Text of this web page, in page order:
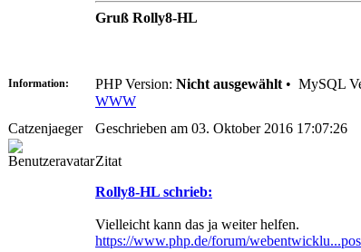
Gruß Rolly8-HL
Information: PHP Version: Nicht ausgewählt • MySQL
WWW
Catzenjaeger
Geschrieben am 03. Oktober 2016 17:07:26
Zitat
Rolly8-HL schrieb:
Vielleicht kann das ja weiter helfen.
https://www.php.de/forum/